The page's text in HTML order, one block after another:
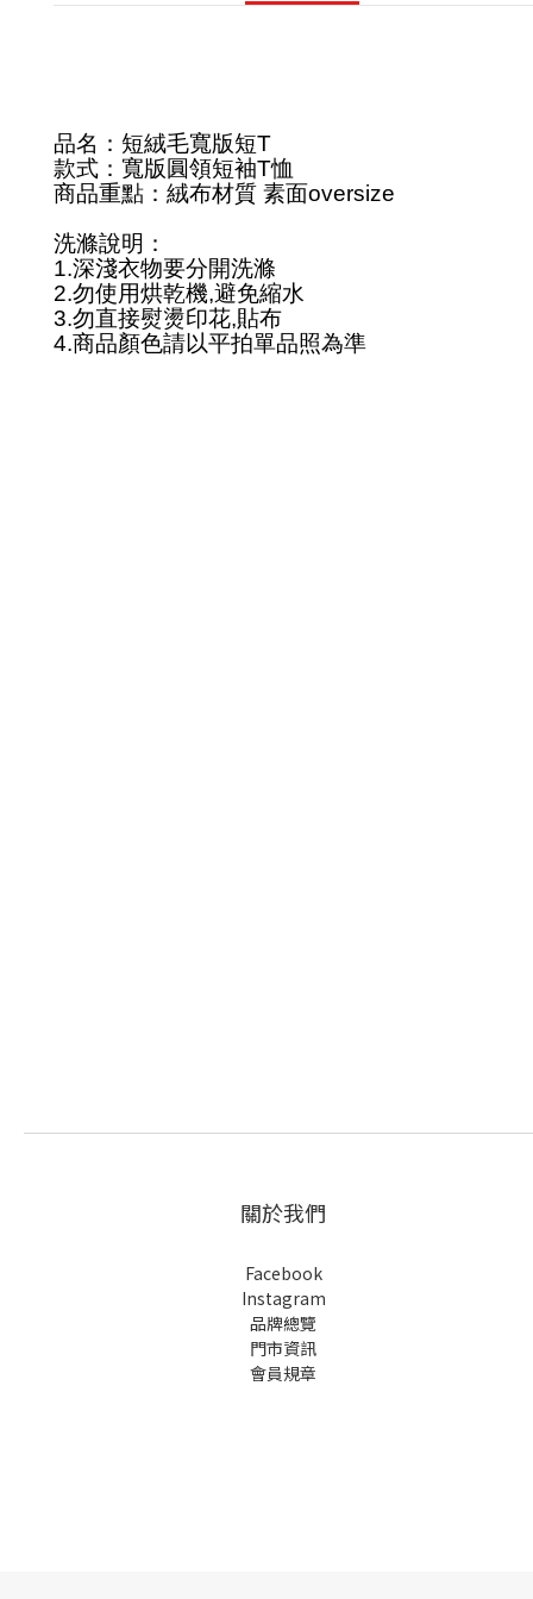
品名：短絨毛寬版短T
款式：寬版圓領短袖T恤
商品重點：絨布材質 素面oversize
洗滌說明：
1.深淺衣物要分開洗滌
2.勿使用烘乾機,避免縮水
3.勿直接熨燙印花,貼布
4.商品顏色請以平拍單品照為準
關於我們
Facebook
Instagram
品牌總覽
門市資訊
會員規章